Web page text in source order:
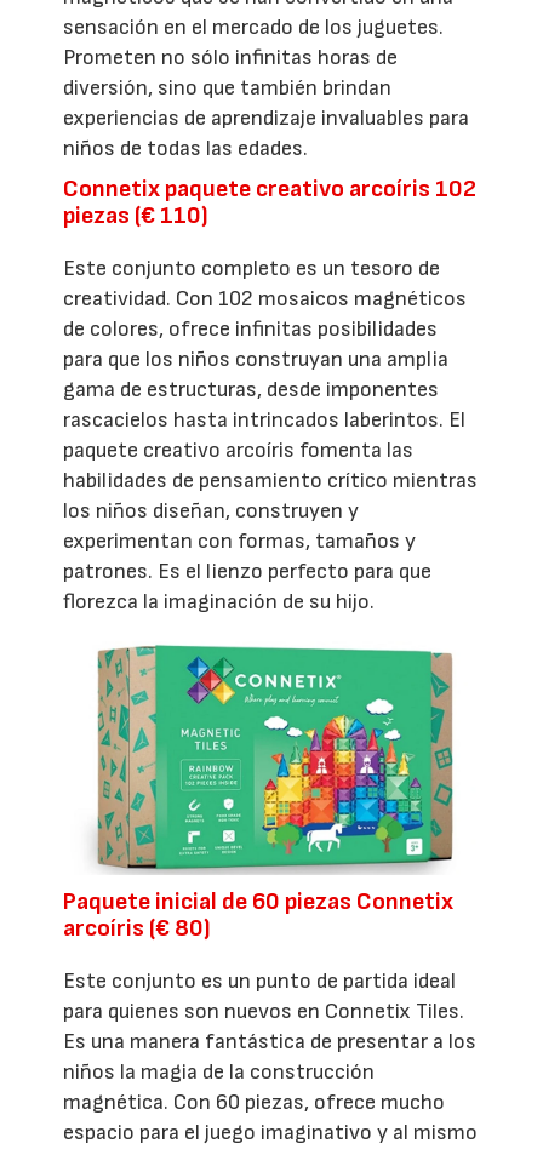
sensación en el mercado de los juguetes.
Prometen no sólo infinitas horas de
diversión, sino que también brindan
experiencias de aprendizaje invaluables para
niños de todas las edades.
Connetix paquete creativo arcoíris 102
piezas (€ 110)
Este conjunto completo es un tesoro de
creatividad. Con 102 mosaicos magnéticos
de colores, ofrece infinitas posibilidades
para que los niños construyan una amplia
gama de estructuras, desde imponentes
rascacielos hasta intrincados laberintos. El
paquete creativo arcoíris fomenta las
habilidades de pensamiento crítico mientras
los niños diseñan, construyen y
experimentan con formas, tamaños y
patrones. Es el lienzo perfecto para que
florezca la imaginación de su hijo.
Paquete inicial de 60 piezas Connetix
arcoíris (€ 80)
Este conjunto es un punto de partida ideal
para quienes son nuevos en Connetix Tiles.
Es una manera fantástica de presentar a los
niños la magia de la construcción
magnética. Con 60 piezas, ofrece mucho
espacio para el juego imaginativo y al mismo